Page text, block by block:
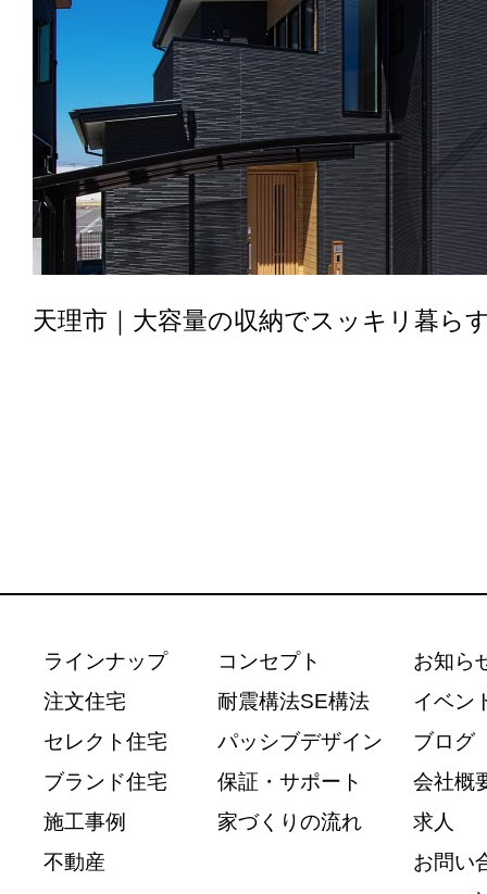
天理市｜大容量の収納でスッキリ暮ら
ラインナップ
注文住宅
セレクト住宅
ブランド住宅
施工事例
不動産
コンセプト
耐震構法SE構法
パッシブデザイン
保証・サポート
家づくりの流れ
お知ら
イベン
ブログ
会社概
求人
お問い